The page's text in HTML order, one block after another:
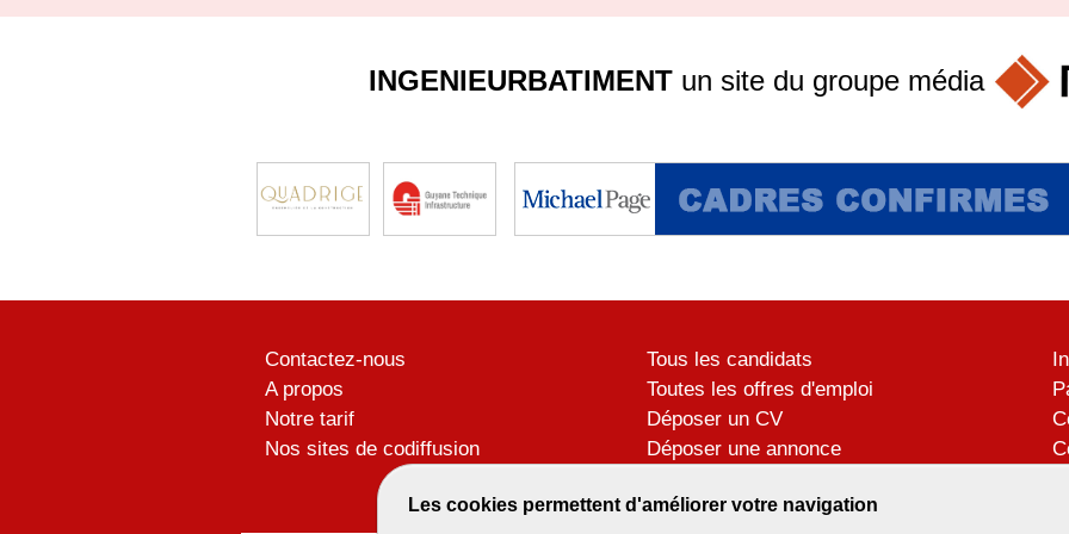
Les cookies permettent d'améliorer votre navigation
INGENIEURBATIMENT un site du groupe média
Contactez-nous
A propos
Notre tarif
Nos sites de codiffusion
Tous les candidats
Toutes les offres d'emploi
Déposer un CV
Déposer une annonce